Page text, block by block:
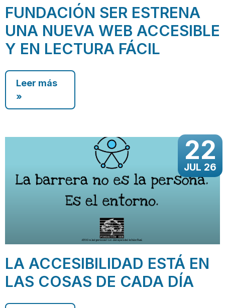
FUNDACIÓN SER ESTRENA
UNA NUEVA WEB ACCESIBLE
Y EN LECTURA FÁCIL
Leer más
»
22
JUL 26
LA ACCESIBILIDAD ESTÁ EN
LAS COSAS DE CADA DÍA